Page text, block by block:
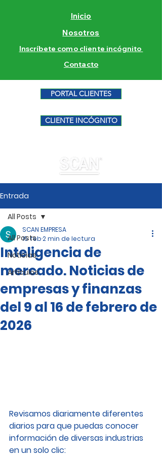
Inicio
Nosotros
Inscríbete como cliente incógnito
Contacto
PORTAL CLIENTES
CLIENTE INCÓGNITO
Entrada
All Posts
Noticias
Artículos
All Posts
Inteligencia de
mercado. Noticias de
empresas y finanzas
del 9 al 16 de febrero de
2026
SCAN EMPRESA
15 feb2 min de lectura
Revisamos diariamente diferentes
diarios para que puedas conocer
información de diversas industrias
en un solo clic: